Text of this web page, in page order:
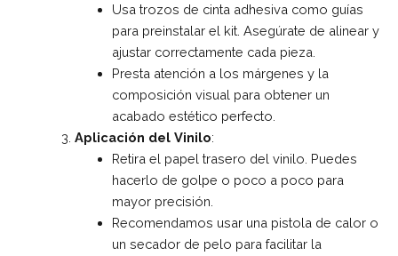
Usa trozos de cinta adhesiva como guías
para preinstalar el kit. Asegúrate de alinear y
ajustar correctamente cada pieza.
Presta atención a los márgenes y la
composición visual para obtener un
acabado estético perfecto.
Aplicación del Vinilo:
Retira el papel trasero del vinilo. Puedes
hacerlo de golpe o poco a poco para
mayor precisión.
Recomendamos usar una pistola de calor o
un secador de pelo para facilitar la